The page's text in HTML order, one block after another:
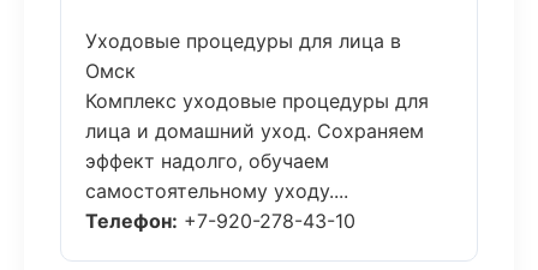
Уходовые процедуры для лица в
Омск
Комплекс уходовые процедуры для
лица и домашний уход. Сохраняем
эффект надолго, обучаем
самостоятельному уходу....
Телефон: +7-920-278-43-10